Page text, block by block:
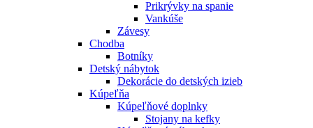
Prikrývky na spanie
Vankúše
Závesy
Chodba
Botníky
Detský nábytok
Dekorácie do detských izieb
Kúpeľňa
Kúpeľňové doplnky
Stojany na kefky